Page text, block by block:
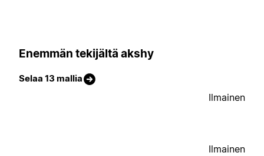
Enemmän tekijältä akshy
Selaa 13 mallia
Ilmainen
Ilmainen